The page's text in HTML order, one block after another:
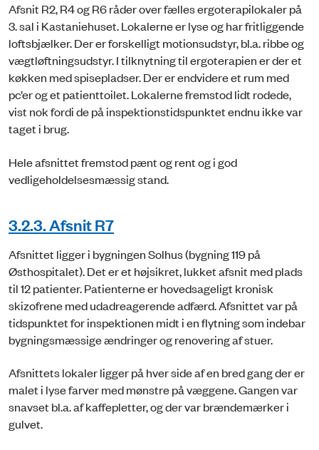
Afsnit R2, R4 og R6 råder over fælles ergoterapilokaler på
3. sal i Kastaniehuset. Lokalerne er lyse og har fritliggende
loftsbjælker. Der er forskelligt motionsudstyr, bl.a. ribbe og
vægtløftningsudstyr. I tilknytning til ergoterapien er der et
køkken med spisepladser. Der er endvidere et rum med
pc’er og et patienttoilet. Lokalerne fremstod lidt rodede,
vist nok fordi de på inspektionstidspunktet endnu ikke var
taget i brug.
Hele afsnittet fremstod pænt og rent og i god
vedligeholdelsesmæssig stand.
3.2.3. Afsnit R7
Afsnittet ligger i bygningen Solhus (bygning 119 på
Østhospitalet). Det er et højsikret, lukket afsnit med plads
til 12 patienter. Patienterne er hovedsageligt kronisk
skizofrene med udadreagerende adfærd. Afsnittet var på
tidspunktet for inspektionen midt i en flytning som indebar
bygningsmæssige ændringer og renovering af stuer.
Afsnittets lokaler ligger på hver side af en bred gang der er
malet i lyse farver med mønstre på væggene. Gangen var
snavset bl.a. af kaffepletter, og der var brændemærker i
gulvet.